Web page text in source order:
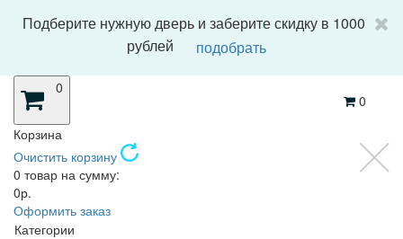
Подберите нужную дверь и заберите скидку в 1000
рублей
подобрать
0
0
Корзина
Очистить корзину
0 товар на сумму:
0р.
Оформить заказ
Категории